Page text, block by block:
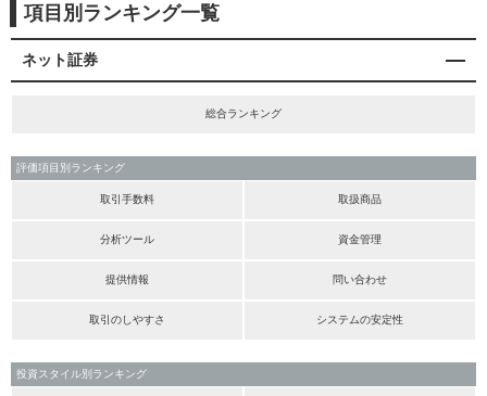
項目別ランキング一覧
ネット証券
総合ランキング
評価項目別ランキング
取引手数料 取扱商品
分析ツール 資金管理
提供情報 問い合わせ
取引のしやすさ システムの安定性
投資スタイル別ランキング